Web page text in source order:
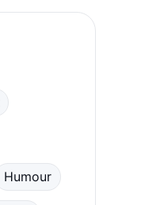
Humour